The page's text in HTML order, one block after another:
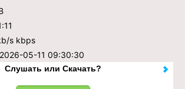
s kbps
2026-05-11 09:30:30
Слушать или Скачать?